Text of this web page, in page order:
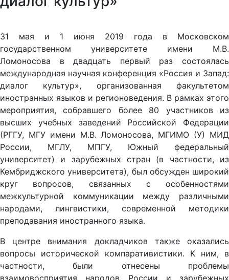
31 мая и 1 июня 2019 года в Московском
государственном университете имени М.В.
Ломоносова в двадцать первый раз состоялась
международная научная конференция «Россия и Запад:
диалог культур», организованная факультетом
иностранных языков и регионоведения. В рамках этого
мероприятия, собравшего более 80 участников из
высших учебных заведений Российской Федерации
(РГГУ, МГУ имени М.В. Ломоносова, МГИМО (У) МИД
России, МГЛУ, МПГУ, Южный федеральный
университет) и зарубежных стран (в частности, из
Кембриджского университета), был обсужден широкий
круг вопросов, связанных с особенностями
межкультурной коммуникации между различными
народами, лингвистики, современной методики
преподавания иностранного языка.
В центре внимания докладчиков также оказались
вопросы исторической компаративистики. К ним, в
частности, были отнесены проблемы
взаимовосприятия народов России и зарубежных